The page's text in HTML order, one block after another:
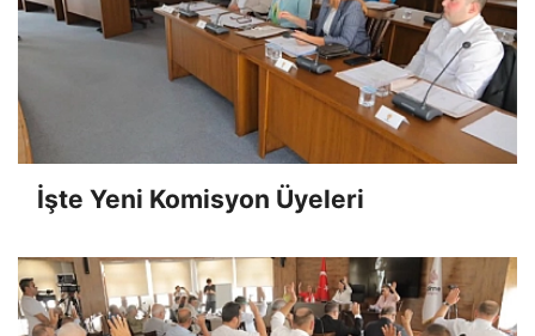
İşte Yeni Komisyon Üyeleri